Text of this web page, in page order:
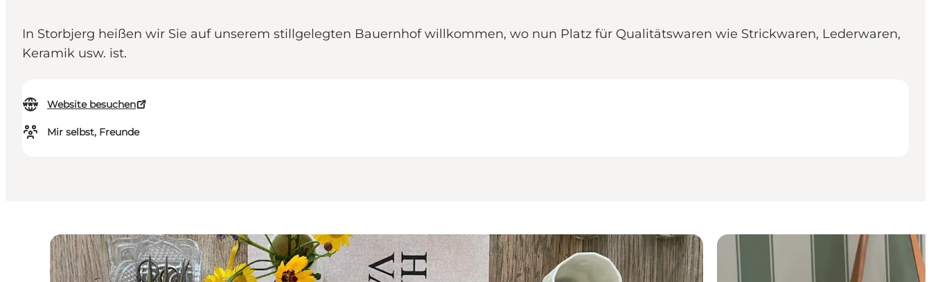
In Storbjerg heißen wir Sie auf unserem stillgelegten Bauernhof willkommen, wo nun Platz für Qualitätswaren wie Strickwaren, Lederwaren,
Keramik usw. ist.
Website besuchen
Mir selbst, Freunde